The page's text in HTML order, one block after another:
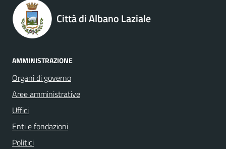
Città di Albano Laziale
AMMINISTRAZIONE
Organi di governo
Aree amministrative
Uffici
Enti e fondazioni
Politici